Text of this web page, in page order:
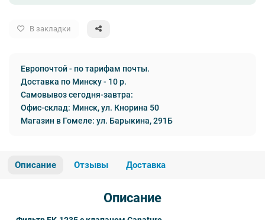
В закладки
Европочтой - по тарифам почты.
Доставка по Минску - 10 р.
Самовывоз сегодня-завтра:
Офис-склад: Минск, ул. Кнорина 50
Магазин в Гомеле: ул. Барыкина, 291Б
Описание Отзывы Доставка
Описание